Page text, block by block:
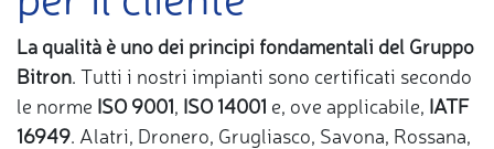
La qualità è uno dei principi fondamentali del Gruppo
Bitron. Tutti i nostri impianti sono certificati secondo
le norme ISO 9001, ISO 14001 e, ove applicabile, IATF
16949. Alatri, Dronero, Grugliasco, Savona, Rossana,